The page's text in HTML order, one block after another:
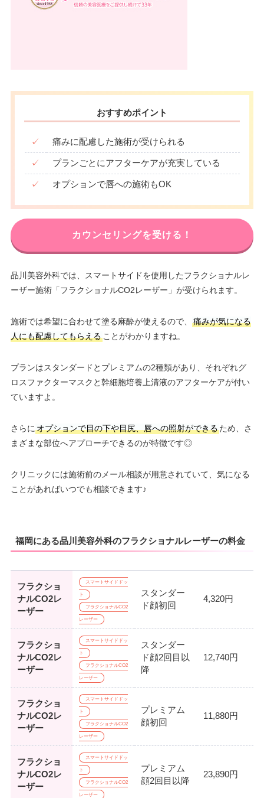
おすすめポイント
✓ 痛みに配慮した施術が受けられる
✓ プランごとにアフターケアが充実している
✓ オプションで唇への施術もOK
カウンセリングを受ける！
品川美容外科では、スマートサイドを使用したフラクショナルレ
ーザー施術「フラクショナルCO2レーザー」が受けられます。
施術では希望に合わせて塗る麻酔が使えるので、
痛みが気になる
人にも配慮してもらえることがわかりますね。
プランはスタンダードとプレミアムの2種類があり、それぞれグ
ロスファクターマスクと幹細胞培養上清液のアフターケアが付い
ていますよ。
さらに オプションで目の下や目尻、唇への照射ができるため、さ
まざまな部位へアプローチできるのが特徴です◎
クリニックには施術前のメール相談が用意されていて、気になる
ことがあればいつでも相談できます♪
福岡にある品川美容外科のフラクショナルレーザーの料金
フラクショ
ナルCO2レ
ーザー
スマートサイドドッ
ト
フラクショナルCO2
レーザー
スタンダー
ド顔初回
4,320円
フラクショ
ナルCO2レ
ーザー
スマートサイドドッ
ト
フラクショナルCO2
レーザー
スタンダー
ド顔2回目以
降
12,740円
フラクショ
ナルCO2レ
ーザー
スマートサイドドッ
ト
フラクショナルCO2
レーザー
プレミアム
顔初回
11,880円
フラクショ
ナルCO2レ
ーザー
スマートサイドドッ
ト
フラクショナルCO2
レーザー
プレミアム
顔2回目以降
23,890円